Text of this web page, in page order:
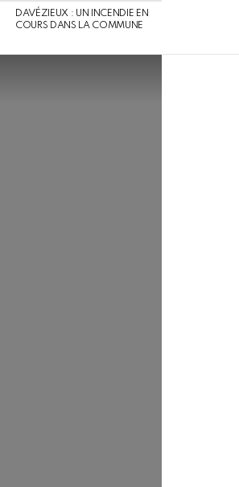
DAVÉZIEUX : UN INCENDIE EN
COURS DANS LA COMMUNE